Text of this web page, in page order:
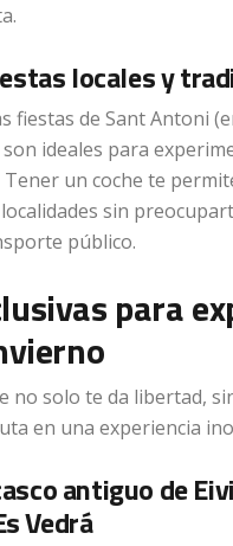
locales y
fiestas de Sant Antoni
ideales para
un coche te
sin
público.
para
no solo te da libertad,
en una experiencia
antiguo de
Vedrá